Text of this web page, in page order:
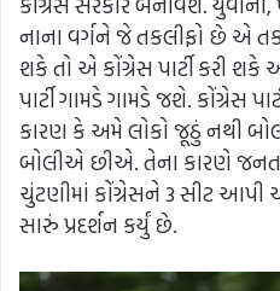
નાના વર્ગને જે તકલીફો છે એ
શકે તો એ કોંગ્રેસ પાર્ટી કરી
પાર્ટી ગામડે ગામડે જશે. કોંગ્રેસ
કારણ કે અમે લોકો જૂઠું નથી
બોલીએ છીએ. તેના કારણે
ચુંટણીમાં કોંગ્રેસને 3 સીટ આપી
સારું પ્રદર્શન કર્યું છે.